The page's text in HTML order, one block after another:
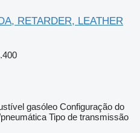
RETARDER, LEATHER
gasóleo Configuração do
Tipo de transmissão